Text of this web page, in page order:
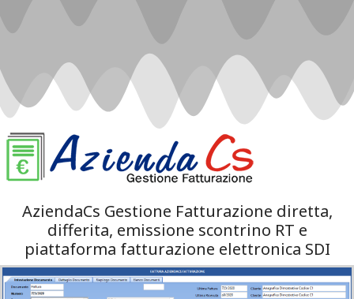
AziendaCs Gestione Fatturazione diretta,
differita, emissione scontrino RT e
piattaforma fatturazione elettronica SDI